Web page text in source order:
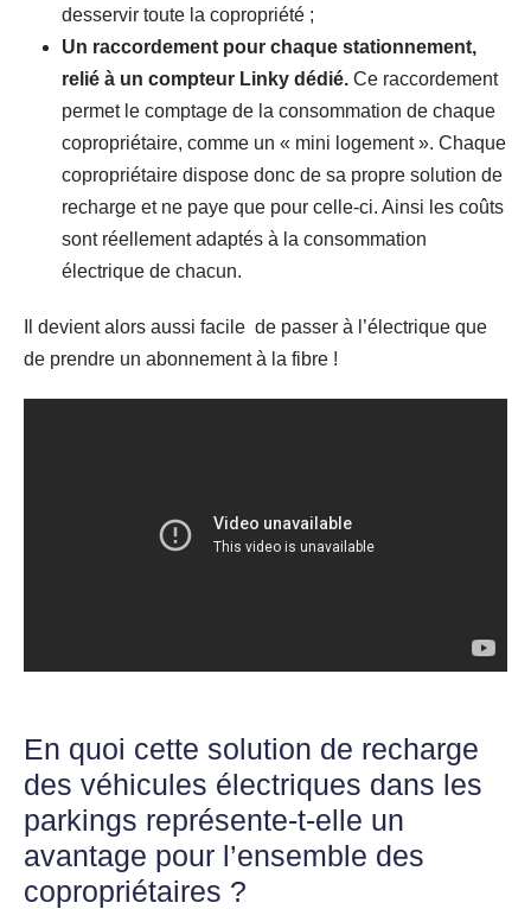
desservir toute la copropriété ;
Un raccordement pour chaque stationnement,
relié à un compteur Linky dédié. Ce raccordement
permet le comptage de la consommation de chaque
copropriétaire, comme un « mini logement ». Chaque
copropriétaire dispose donc de sa propre solution de
recharge et ne paye que pour celle-ci. Ainsi les coûts
sont réellement adaptés à la consommation
électrique de chacun.
Il devient alors aussi facile de passer à l’électrique que
de prendre un abonnement à la fibre !
En quoi cette solution de recharge
des véhicules électriques dans les
parkings représente-t-elle un
avantage pour l’ensemble des
copropriétaires ?